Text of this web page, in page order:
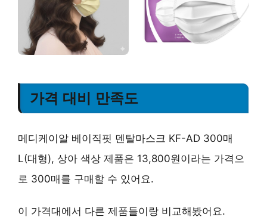
가격 대비 만족도
메디케이알 베이직핏 덴탈마스크 KF-AD 300매
L(대형), 상아 색상 제품은 13,800원이라는 가격으
로 300매를 구매할 수 있어요.
이 가격대에서 다른 제품들이랑 비교해봤어요.